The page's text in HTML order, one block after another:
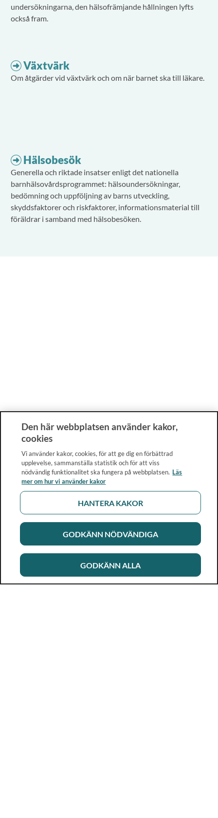
undersökningarna, den hälsofrämjande hållningen lyfts
också fram.
Växtvärk
Om åtgärder vid växtvärk och om när barnet ska till läkare.
Hälsobesök
Generella och riktade insatser enligt det nationella
barnhälsovårdsprogrammet: hälsoundersökningar,
bedömning och uppföljning av barns utveckling,
skyddsfaktorer och riskfaktorer, informationsmaterial till
föräldrar i samband med hälsobesöken.
Den här webbplatsen använder kakor,
cookies
Vi använder kakor, cookies, för att ge dig en förbättrad
upplevelse, sammanställa statistik och för att viss
nödvändig funktionalitet ska fungera på webbplatsen. Läs
mer om hur vi använder kakor
HANTERA KAKOR
GODKÄNN NÖDVÄNDIGA
GODKÄNN ALLA